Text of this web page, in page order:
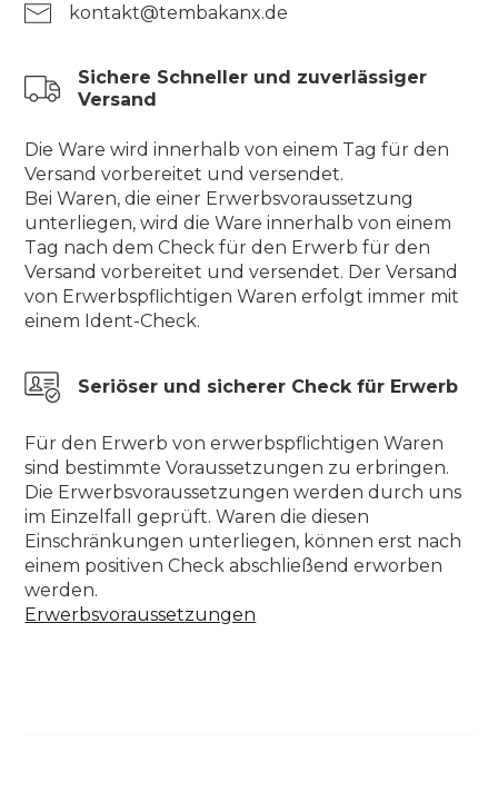
kontakt@tembakanx.de
Sichere Schneller und zuverlässiger
Versand
Die Ware wird innerhalb von einem Tag für den
Versand vorbereitet und versendet.
Bei Waren, die einer Erwerbsvoraussetzung
unterliegen, wird die Ware innerhalb von einem
Tag nach dem Check für den Erwerb für den
Versand vorbereitet und versendet. Der Versand
von Erwerbspflichtigen Waren erfolgt immer mit
einem Ident-Check.
Seriöser und sicherer Check für Erwerb
Für den Erwerb von erwerbspflichtigen Waren
sind bestimmte Voraussetzungen zu erbringen.
Die Erwerbsvoraussetzungen werden durch uns
im Einzelfall geprüft. Waren die diesen
Einschränkungen unterliegen, können erst nach
einem positiven Check abschließend erworben
werden.
Erwerbsvoraussetzungen